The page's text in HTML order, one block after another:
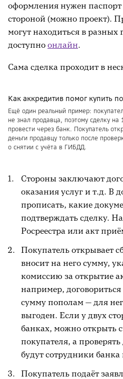
оформления нужен паспорт
стороной (можно проект).
могут находиться в разных
доступно онлайн.
Сама сделка проходит в
Как аккредитив помог купить
Ещё один реальный пример:
не знал продавца, поэтому сделку
провести через банк. Покупатель
деньги продавцу только после
о снятии с учёта в ГИБДД.
Стороны заключают
оказания услуг и т.д. В
прописать, какие
подтверждать сделку.
Росреестра или акт
Покупатель открывает
вносит на него сумму,
комиссию за открытие
например,
сумму пополам — для
выгоден. Если у двух
банках, можно открыть
покупателя, а
будут сотрудники банка
Покупатель подаёт